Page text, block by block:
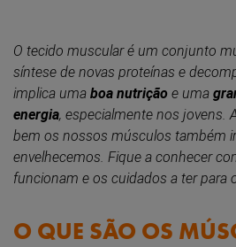
O tecido muscular é um conjunto
síntese de novas proteínas e
implica uma boa nutrição e uma
energia, especialmente nos jovens.
bem os nossos músculos também
envelhecemos. Fique a conhecer
funcionam e os cuidados a ter para
O QUE SÃO OS